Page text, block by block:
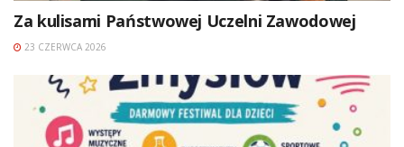
Za kulisami Państwowej Uczelni Zawodowej
23 CZERWCA 2026